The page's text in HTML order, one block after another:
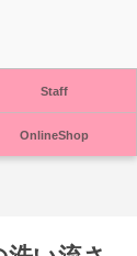
Staff
OnlineShop